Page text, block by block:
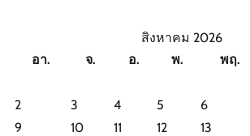
สิงหาคม 2026
อา.
จ. อ. พ. พฤ.
2
3 4 5 6
9
10 11 12 13